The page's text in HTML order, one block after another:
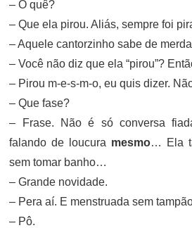
– O quê?
– Que ela pirou. Aliás, sempre foi
– Aquele cantorzinho sabe de
– Você não diz que ela “pirou”?
– Pirou m-e-s-m-o, eu quis dizer.
– Que fase?
– Frase. Não é só conversa
falando de loucura mesmo… Ela
sem tomar banho…
– Grande novidade.
– Pera aí. E menstruada sem
– Pô.